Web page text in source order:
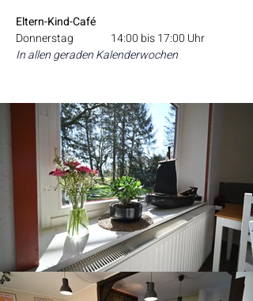
Eltern-Kind-Café
Donnerstag		14:00 bis 17:00 Uhr
In allen geraden Kalenderwochen